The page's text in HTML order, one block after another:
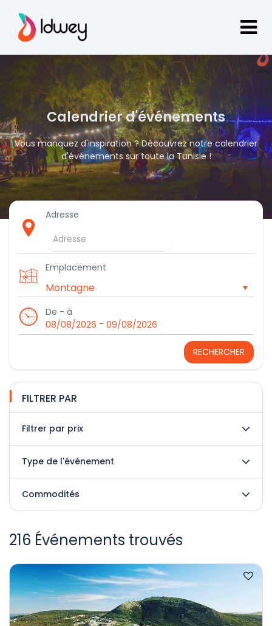
Calendrier d'événements
Vous manquez d'inspiration ? Découvrez notre calendrier
d'événements sur toute la Tunisie !
Adresse
Emplacement
De - à
08/08/2026 - 09/08/2026
RECHERCHER
FILTRER PAR
Filtrer par prix
Type de l'événement
Commodités
216 Événements trouvés